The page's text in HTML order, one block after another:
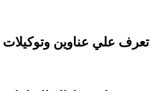
تعرف علي عناوين